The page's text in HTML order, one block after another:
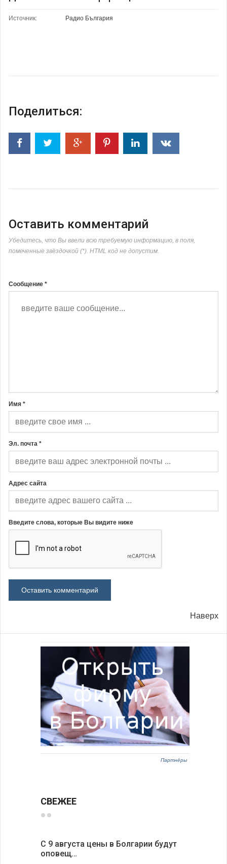
Источник: Радио България
Поделиться:
Оставить комментарий
Убедитесь, что Вы ввели всю требуемую информацию, в поля,
помеченные звёздочкой (*). HTML код не допустим.
Сообщение *
Имя *
Эл. почта *
Адрес сайта
Введите слова, которые Вы видите ниже
Наверх
Партнёры
СВЕЖЕЕ
С 9 августа цены в Болгарии будут
оповещ…